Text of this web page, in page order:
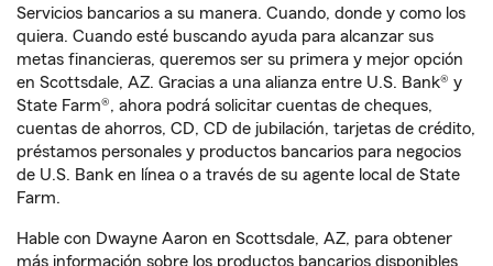
Servicios bancarios a su manera. Cuando, donde y como los
quiera. Cuando esté buscando ayuda para alcanzar sus
metas financieras, queremos ser su primera y mejor opción
en Scottsdale, AZ. Gracias a una alianza entre U.S. Bank® y
State Farm®, ahora podrá solicitar cuentas de cheques,
cuentas de ahorros, CD, CD de jubilación, tarjetas de crédito,
préstamos personales y productos bancarios para negocios
de U.S. Bank en línea o a través de su agente local de State
Farm.
Hable con Dwayne Aaron en Scottsdale, AZ, para obtener
más información sobre los productos bancarios disponibles